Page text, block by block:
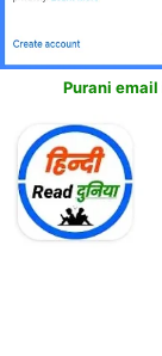
Purani email